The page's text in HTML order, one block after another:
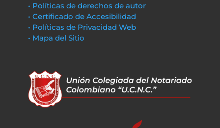
• Políticas de derechos de autor
• Certificado de Accesibilidad
• Políticas de Privacidad Web
• Mapa del Sitio